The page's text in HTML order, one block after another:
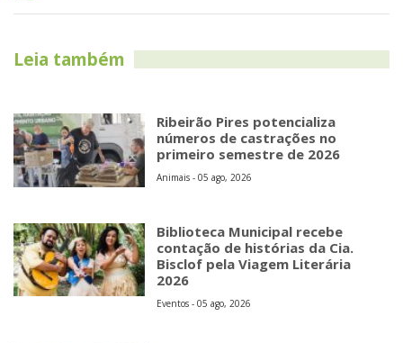
Leia também
Ribeirão Pires potencializa
números de castrações no
primeiro semestre de 2026
Animais - 05 ago, 2026
Biblioteca Municipal recebe
contação de histórias da Cia.
Bisclof pela Viagem Literária
2026
Eventos - 05 ago, 2026